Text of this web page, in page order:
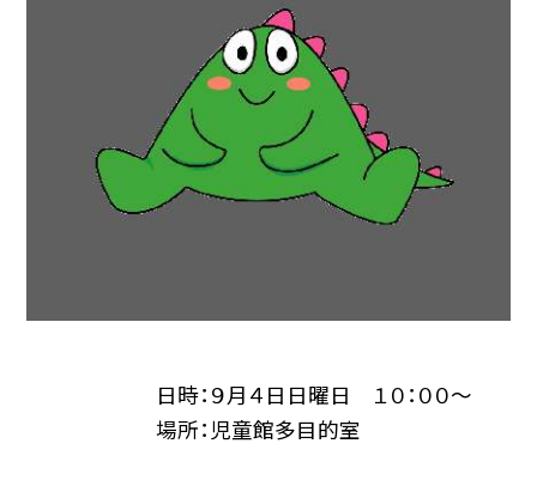
日時：９月４日日曜日 １０：００〜
場所：児童館多目的室